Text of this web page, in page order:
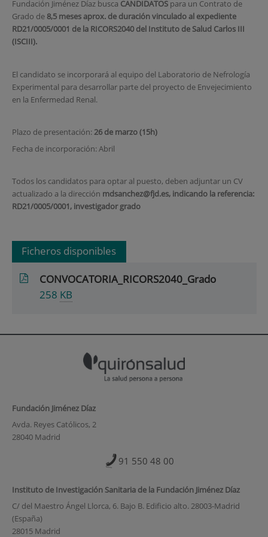
Fundación Jiménez Díaz busca CANDIDATOSpara un Contrato de
Grado de 8,5 meses aprox. de duración vinculado al expediente
RD21/0005/0001 de la RICORS2040 del Instituto de Salud Carlos III
(ISCIII).
El candidato se incorporará al equipo del Laboratorio de Nefrología
Experimental para desarrollar parte del proyecto de Envejecimiento
en la Enfermedad Renal.
Plazo de presentación:26 de marzo (15h)
Fecha de incorporación: Abril
Todos los candidatos para optar al puesto, deben adjuntar un CV
actualizado a la dirección mdsanchez@fjd.es, indicando la referencia:
RD21/0005/0001, investigador grado
Ficheros disponibles
CONVOCATORIA_RICORS2040_Grado
258 KB
Fundación Jiménez Díaz
Avda. Reyes Católicos, 2
28040 Madrid
91 550 48 00
Instituto de Investigación Sanitaria de la Fundación Jiménez Díaz
C/ del Maestro Ángel Llorca, 6. Bajo B. Edificio alto. 28003-Madrid
(España)
28015 Madrid